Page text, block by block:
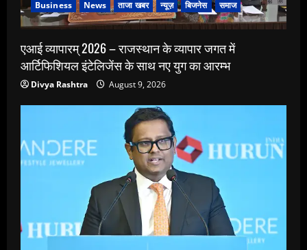
Business News ताजा खबर न्यूज़ बिजनेस समाज
एआई व्यापारम् 2026 – राजस्थान के व्यापार जगत में
आर्टिफिशियल इंटेलिजेंस के साथ नए युग का आरम्भ
Divya Rashtra August 9, 2026